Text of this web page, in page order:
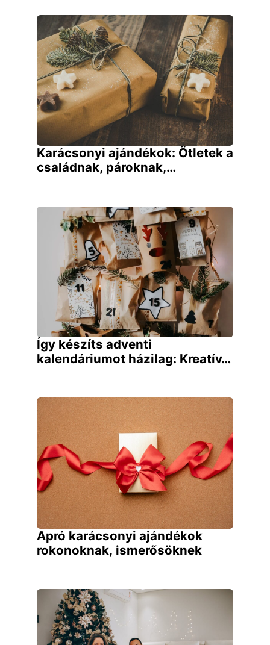
Karácsonyi ajándékok: Ötletek a
családnak, pároknak,…
Így készíts adventi
kalendáriumot házilag: Kreatív…
Apró karácsonyi ajándékok
rokonoknak, ismerősöknek